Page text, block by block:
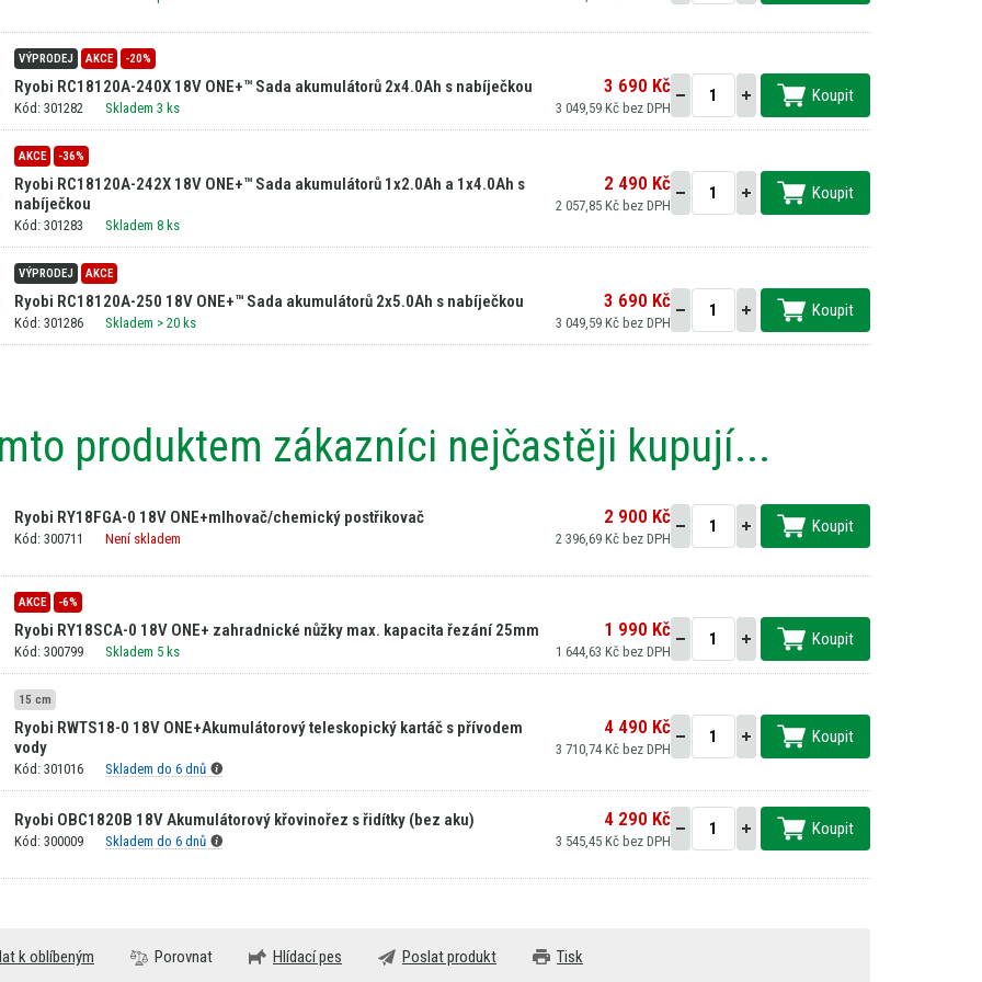
VÝPRODEJ AKCE -20%
Ryobi RC18120A-240X 18V ONE+™ Sada akumulátorů 2x4.0Ah s nabíječkou
Kód: 301282 Skladem 3 ks
3 690 Kč
3 049,59 Kč bez DPH
Koupit
AKCE -36%
Ryobi RC18120A-242X 18V ONE+™ Sada akumulátorů 1x2.0Ah a 1x4.0Ah s
nabíječkou
Kód: 301283 Skladem 8 ks
2 490 Kč
2 057,85 Kč bez DPH
Koupit
VÝPRODEJ AKCE
Ryobi RC18120A-250 18V ONE+™ Sada akumulátorů 2x5.0Ah s nabíječkou
Kód: 301286 Skladem > 20 ks
3 690 Kč
3 049,59 Kč bez DPH
Koupit
produktem zákazníci nejčastěji kupují...
Ryobi RY18FGA-0 18V ONE+mlhovač/chemický postřikovač
Kód: 300711 Není skladem
2 900 Kč
2 396,69 Kč bez DPH
Koupit
AKCE -6%
Ryobi RY18SCA-0 18V ONE+ zahradnické nůžky max. kapacita řezání 25mm
Kód: 300799 Skladem 5 ks
1 990 Kč
1 644,63 Kč bez DPH
Koupit
15 cm
Ryobi RWTS18-0 18V ONE+Akumulátorový teleskopický kartáč s přívodem
vody
Kód: 301016 Skladem do 6 dnů
4 490 Kč
3 710,74 Kč bez DPH
Koupit
Ryobi OBC1820B 18V Akumulátorový křovinořez s řidítky (bez aku)
Kód: 300009 Skladem do 6 dnů
4 290 Kč
3 545,45 Kč bez DPH
Koupit
k oblíbeným Porovnat Hlídací pes Poslat produkt Tisk